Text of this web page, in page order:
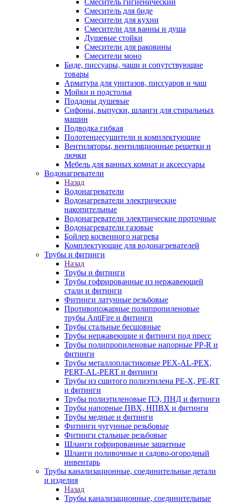
Смеситель гигиенический
Смеситель для биде
Смесители для кухни
Смесители для ванны и душа
Душевые стойки
Смесители для раковины
Смесители моно
Биде, писсуары, чаши и сопутствующие
товары
Арматура для унитазов, писсуаров и чаш
Мойки и подстолья
Поддоны душевые
Сифоны, выпуски, шланги для стиральных
машин
Подводка гибкая
Полотенцесушители и комплектующие
Вентиляторы, вентиляционные решетки и
лючки
Мебель для ванных комнат и аксессуары
Водонагреватели
Назад
Водонагреватели
Водонагреватели электрические
накопительные
Водонагреватели электрические проточные
Водонагреватели газовые
Бойлер косвенного нагрева
Комплектующие для водонагревателей
Трубы и фитинги
Назад
Трубы и фитинги
Трубы гофрированные из нержавеющей
стали и фитинги
Фитинги латунные резьбовые
Противопожарные полипропиленовые
трубы AntiFire и фитинги
Трубы стальные бесшовные
Трубы нержавеющие и фитинги под пресс
Трубы полипропиленовые напорные PP-R и
фитинги
Трубы металлопластиковые PEX-AL-PEX,
PERT-AL-PERT и фитинги
Трубы из сшитого полиэтилена PE-X, PE-RT
и фитинги
Трубы полиэтиленовые ПЭ, ПНД и фитинги
Трубы напорные ПВХ, НПВХ и фитинги
Трубы медные и фитинги
Фитинги чугунные резьбовые
Фитинги стальные резьбовые
Шланги гофрированные защитные
Шланги поливочные и садово-огородный
инвентарь
Трубы канализационные, соединительные детали
и изделия
Назад
Трубы канализационные, соединительные